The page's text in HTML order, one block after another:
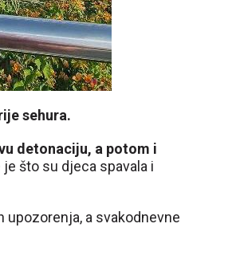
sehura.
detonaciju, a potom i
što su djeca spavala i
upozorenja, a svakodnevne